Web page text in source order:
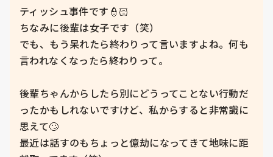
ティッシュ事件です👮🏻
ちなみに後輩は女子です（笑）
でも、もう呆れたら終わりって言いますよね。何も
言われなくなったら終わりって。
後輩ちゃんからしたら別にどうってことない行動だ
ったかもしれないですけど、私からすると非常識に
思えて🙄
最近は話すのもちょっと億劫になってきて地味に距